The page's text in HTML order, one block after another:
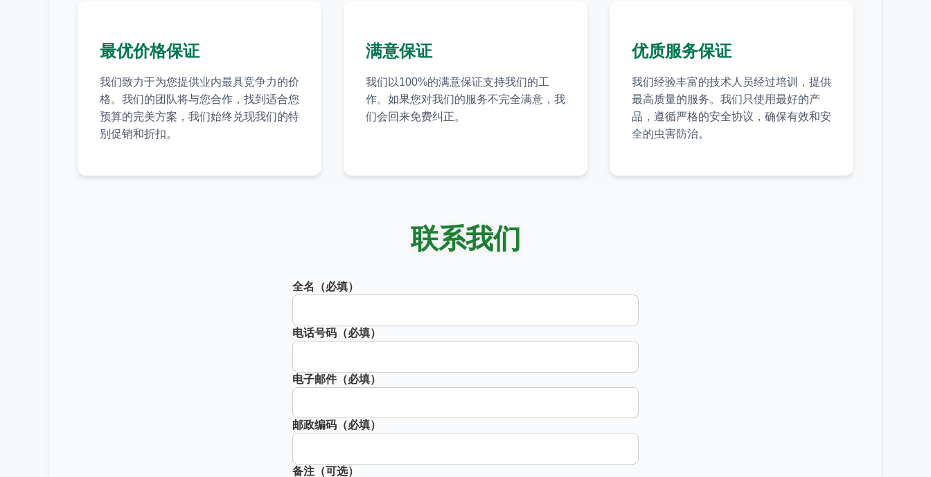
最优价格保证
我们致力于为您提供业内最具竞争力的价
格。我们的团队将与您合作，找到适合您
预算的完美方案，我们始终兑现我们的特
别促销和折扣。
满意保证
我们以100%的满意保证支持我们的工
作。如果您对我们的服务不完全满意，我
们会回来免费纠正。
优质服务保证
我们经验丰富的技术人员经过培训，提供
最高质量的服务。我们只使用最好的产
品，遵循严格的安全协议，确保有效和安
全的虫害防治。
联系我们
全名（必填）
电话号码（必填）
电子邮件（必填）
邮政编码（必填）
备注（可选）